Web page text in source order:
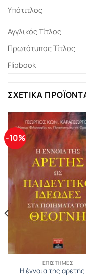
Υπότιτλος
Αγγλικός Τίτλος
Πρωτότυπος Τίτλος
Flipbook
ΣΧΕΤΙΚΆ
-10%
ΕΠΙΣΤΉΜΕΣ
Η έννοια της